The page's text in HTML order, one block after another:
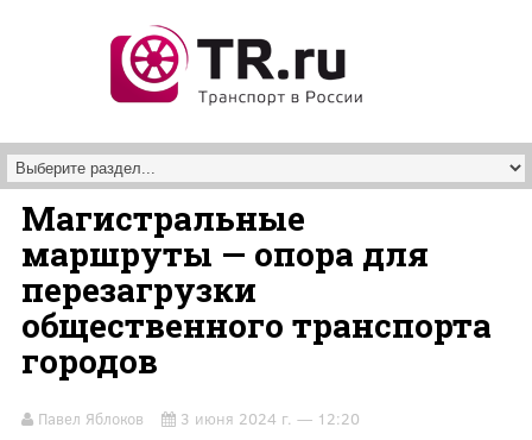
Магистральные
маршруты — опора для
перезагрузки
общественного транспорта
городов
Павел Яблоков 3 июня 2024 г. — 12:20